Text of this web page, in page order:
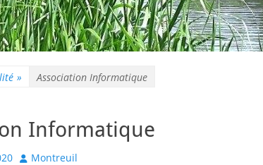
» Association Informatique
Informatique
Author
Montreuil